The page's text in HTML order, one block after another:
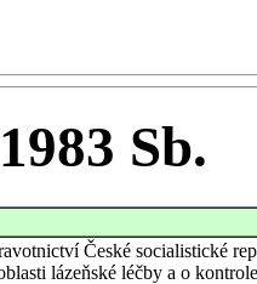
Sb.
České socialistické
lázeňské léčby a o